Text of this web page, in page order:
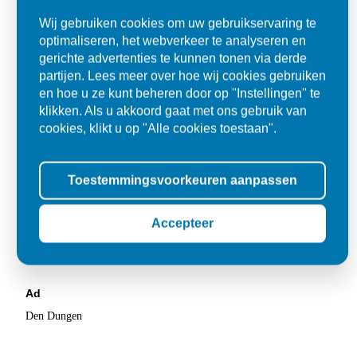
Alles goed zo was afgesproken.
Ad
Den Dungen
Wij gebruiken cookies om uw gebruikservaring te
optimaliseren, het webverkeer te analyseren en
gerichte advertenties te kunnen tonen via derde
partijen. Lees meer over hoe wij cookies gebruiken
en hoe u ze kunt beheren door op "Instellingen" te
klikken. Als u akkoord gaat met ons gebruik van
cookies, klikt u op "Alle cookies toestaan".
Toestemmingsvoorkeuren aanpassen
Accepteer